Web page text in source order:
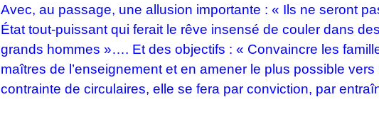
Avec, au passage, une allusion importante : « Ils ne seront
État tout-puissant qui ferait le rêve insensé de couler dans
grands hommes »…. Et des objectifs : « Convaincre les
maîtres de l’enseignement et en amener le plus possible
contrainte de circulaires, elle se fera par conviction, par